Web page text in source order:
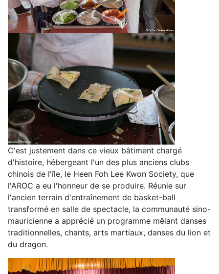
C'est justement dans ce vieux bâtiment chargé
d'histoire, hébergeant l'un des plus anciens clubs
chinois de l'île, le Heen Foh Lee Kwon Society, que
l'AROC a eu l'honneur de se produire. Réunie sur
l'ancien terrain d'entraînement de basket-ball
transformé en salle de spectacle, la communauté sino-
mauricienne a apprécié un programme mêlant danses
traditionnelles, chants, arts martiaux, danses du lion et
du dragon.